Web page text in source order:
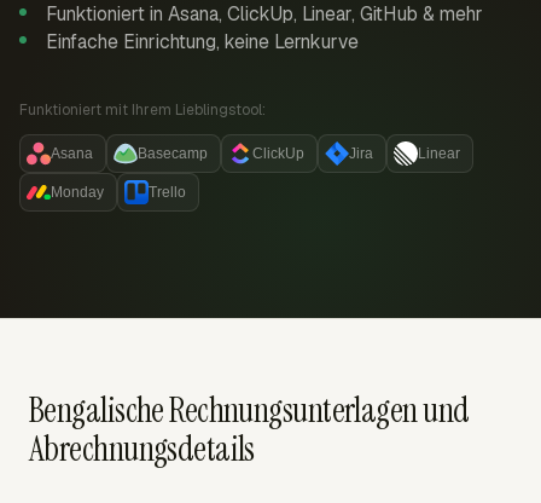
Funktioniert in Asana, ClickUp, Linear, GitHub & mehr
Einfache Einrichtung, keine Lernkurve
Funktioniert mit Ihrem Lieblingstool:
Asana Basecamp ClickUp Jira Linear
Monday Trello
Bengalische Rechnungsunterlagen und
Abrechnungsdetails